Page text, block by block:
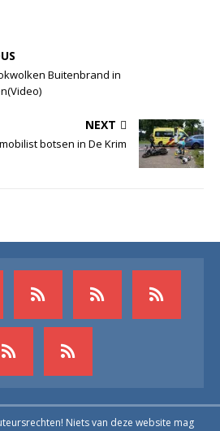
Buitenbrand in
NEXT
botsen in De Krim
Niets van deze website mag